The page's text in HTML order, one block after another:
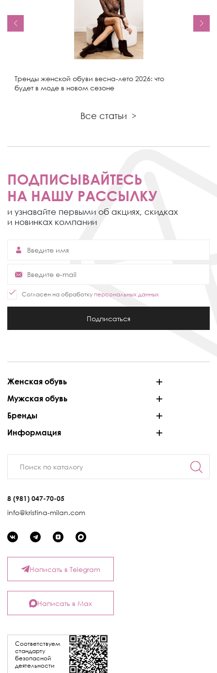
Тренды женской обуви весна-лето 2026: что
будет в моде в новом сезоне
Все статьи >
ПОДПИСЫВАЙТЕСЬ
НА НАШУ РАССЫЛКУ
и узнавайте первыми об акциях, скидках
и новинках компании
Согласен на обработку персональных данных
Подписаться
Женская обувь
Мужская обувь
Бренды
Информация
8 (981) 047-70-05
info@kristina-milan.com
Соответствуем
стандарту
безопасной
деятельности
Написать в Telegram
Написать в Max